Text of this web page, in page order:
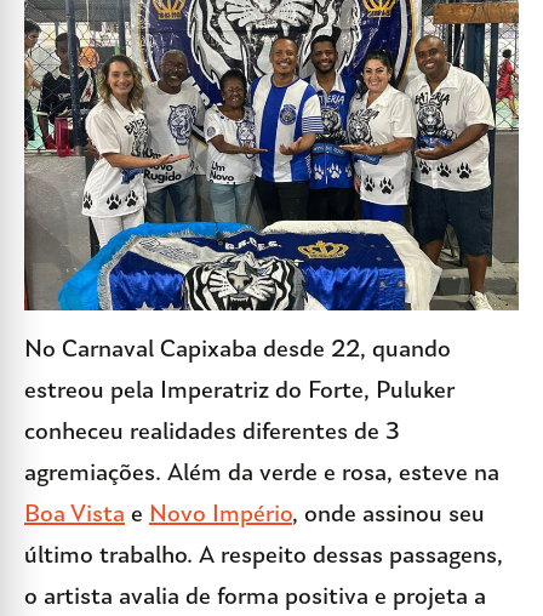
No Carnaval Capixaba desde 22, quando
estreou pela Imperatriz do Forte, Puluker
conheceu realidades diferentes de 3
agremiações. Além da verde e rosa, esteve na
Boa Vista e Novo Império, onde assinou seu
último trabalho. A respeito dessas passagens,
o artista avalia de forma positiva e projeta a